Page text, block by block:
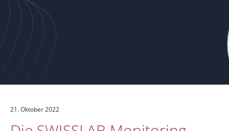
21. Oktober 2022